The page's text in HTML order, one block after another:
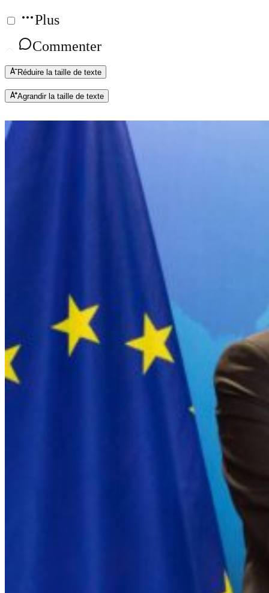
Plus
Commenter
Réduire la taille de texte
Agrandir la taille de texte